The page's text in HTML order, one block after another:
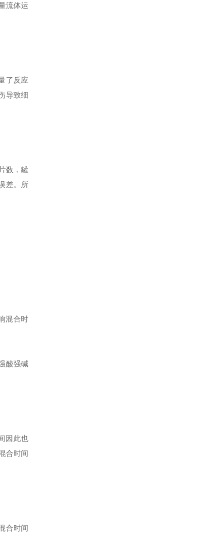
流体运
了反应
导致细
数，罐
差。所
混合时
酸强碱
因此也
合时间
合时间